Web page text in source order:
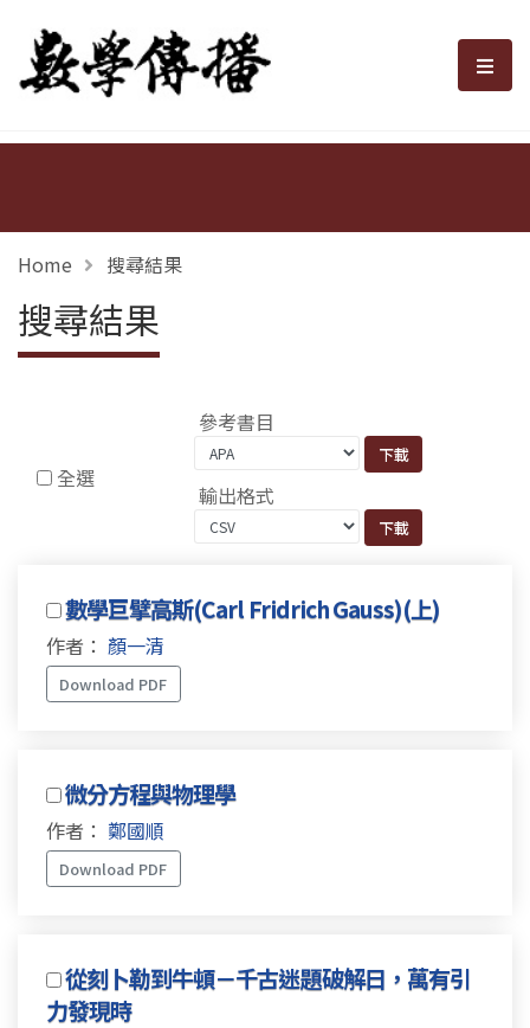
數學傳播 選
Home 搜尋結果
搜尋結果
全選
參考書目
輸出格式
數學巨擘高斯(Carl Fridrich Gauss)(上)
作者： 顏一清
Download PDF
微分方程與物理學
作者： 鄭國順
Download PDF
從刻卜勒到牛頓－千古迷題破解日，萬有引
力發現時